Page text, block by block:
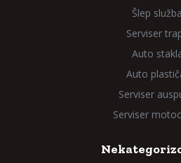
Šlep služba
Serviser
Auto
Auto
Serviser
Serviser